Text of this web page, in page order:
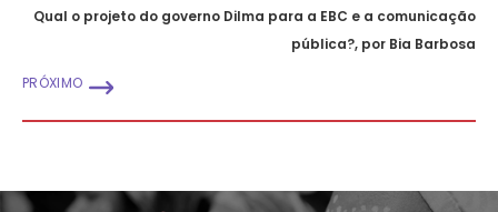
Qual o projeto do governo Dilma para a EBC e a comunicação
pública?, por Bia Barbosa
PRÓXIMO